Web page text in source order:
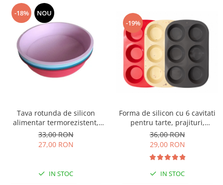
-18% NOU
Tava rotunda de silicon
alimentar termorezistent,
25cm, pentru blat de tort,
prajitura, chec, friteuza cu aer
cald, Airfryer mare
33,00 RON
27,00 RON
IN STOC
-19%
Forma de silicon cu 6 cavitati
pentru tarte, prajituri,
ciocolata
36,00 RON
29,00 RON
IN STOC